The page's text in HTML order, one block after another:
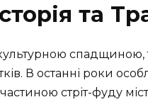
та
спадщиною,
В останні роки
стріт-фуду